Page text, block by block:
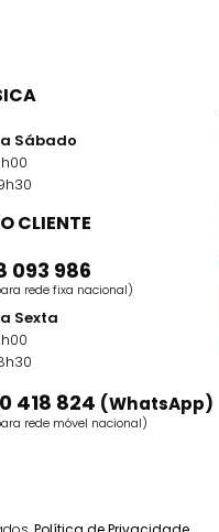
Sábado
CLIENTE
093 986
rede fixa nacional)
Sexta
418 824 (WhatsApp)
rede móvel nacional)